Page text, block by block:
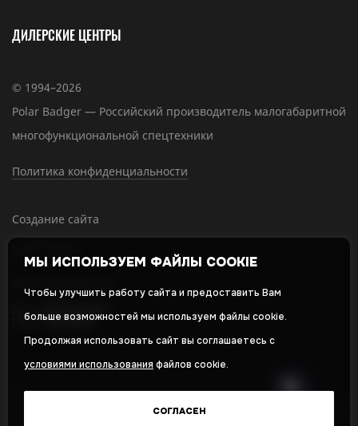
ДИЛЕРСКИЕ ЦЕНТРЫ
© 1994–2026
Polar Badger — Российский производитель малогабаритной
многофункциональной спецтехники
Политика конфиденциальности
Создание сайта
Оставляя свои личные данные, вы принимаете и соглашаетесь с
политикой в отношении обработки персональных данных
МЫ ИСПОЛЬЗУЕМ ФАЙЛЫ COOKIE
Чтобы улучшить работу сайта и предоставить Вам
больше возможностей мы используем файлы cookie.
Продолжая использовать сайт вы соглашаетесь с
условиями использования файлов cookie.
СОГЛАСЕН